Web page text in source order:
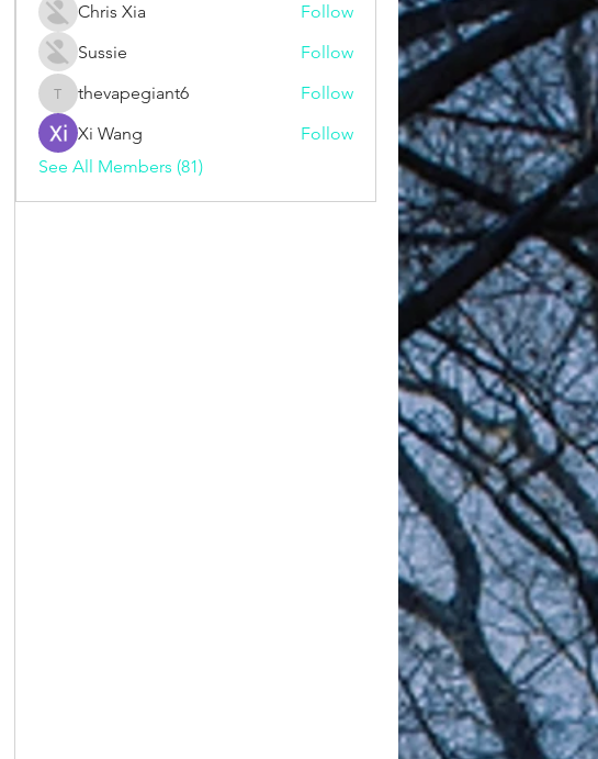
Chris Xia
Follow
Sussie
Follow
thevapegiant6
thevapegiant6
Follow
Xi Wang
Follow
See All Members (81)